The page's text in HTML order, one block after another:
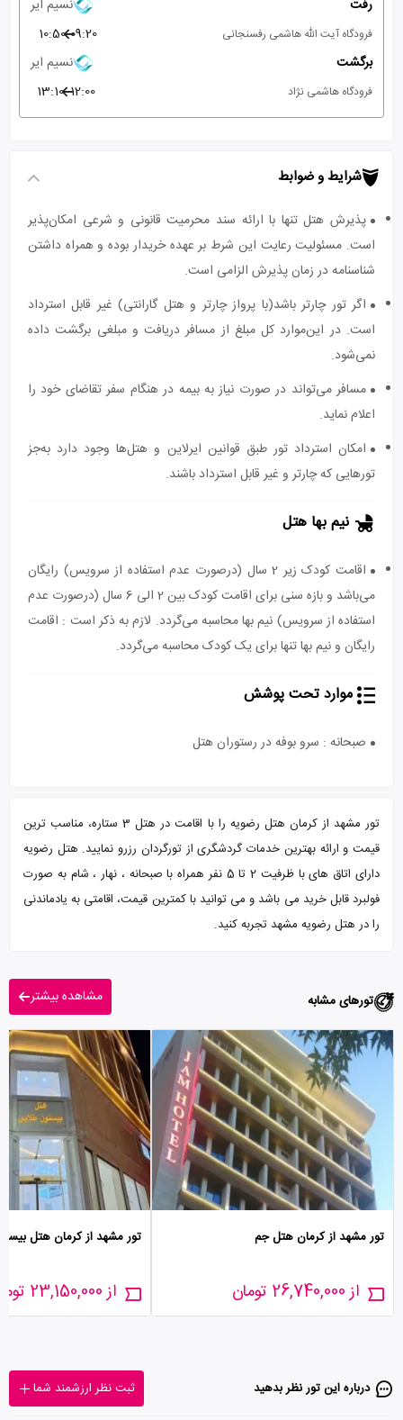
رفت نسیم ایر
فرودگاه آیت الله هاشمی رفسنجانی 09:20
10:50
برگشت
نسیم ایر
فرودگاه هاشمی نژاد 12:00
13:10
شرایط و ضوابط
پذیرش هتل تنها با ارائه سند محرمیت قانونی و شرعی امکان‌پذیر
است. مسئولیت رعایت این شرط بر عهده خریدار بوده و همراه داشتن
شناسنامه در زمان پذیرش الزامی است.
اگر تور چارتر باشد(با پرواز چارتر و هتل گارانتی) غیر قابل استرداد
است. در این‌موارد کل مبلغ از مسافر دریافت و مبلغی برگشت داده
نمی‌شود.
مسافر می‌تواند در صورت نیاز به بیمه در هنگام سفر تقاضای خود را
اعلام نماید.
امکان استرداد تور طبق قوانین ایرلاین و هتل‌ها وجود دارد به‌جز
تورهایی که چارتر و غیر قابل استرداد باشند.
نیم بها هتل
اقامت کودک زیر 2 سال (درصورت عدم استفاده از سرویس) رایگان
می‌باشد و بازه سنی برای اقامت کودک بین 2 الی 6 سال (درصورت عدم
استفاده از سرویس) نیم بها محاسبه می‌گردد. لازم به ذکر است : اقامت
رایگان و نیم بها تنها برای یک کودک محاسبه می‌گردد.
موارد تحت پوشش
صبحانه : سرو بوفه در رستوران هتل
تور مشهد از کرمان هتل رضویه را با اقامت در هتل 3 ستاره، مناسب ترین
قیمت و ارائه بهترین خدمات گردشگری از تورگردان رزرو نمایید. هتل رضویه
دارای اتاق های با ظرفیت 2 تا 5 نفر همراه با صبحانه ، نهار ، شام به صورت
فولبرد قابل خرید می باشد و می توانید با کمترین قیمت، اقامتی به یادماندنی
را در هتل رضویه مشهد تجربه کنید.
تورهای مشابه مشاهده بیشتر
تور مشهد از کرمان هتل جم
از 26,740,000 تومان
تور مشهد از کرمان هتل
از 23,150,000 تومان
درباره این تور‌ نظر بدهید ثبت نظر ارزشمند شما